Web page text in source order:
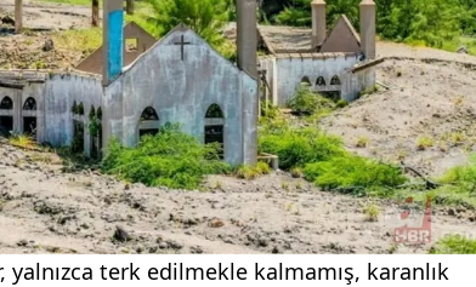
yalnızca terk edilmekle kalmamış, karanlık